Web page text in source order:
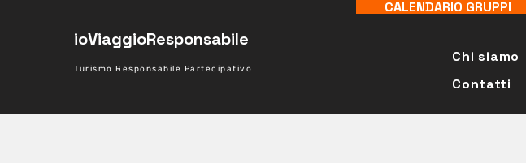
ioViaggioResponsabile
Turismo Responsabile Partecipativo
Chi siamo
Contatti
CALENDARIO GRUPPI